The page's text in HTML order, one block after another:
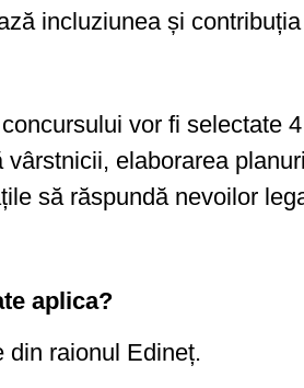
incluziunea și
vor fi selectate
vârstnicii, elaborarea
să răspundă nevoilor
aplica?
din raionul Edineț.